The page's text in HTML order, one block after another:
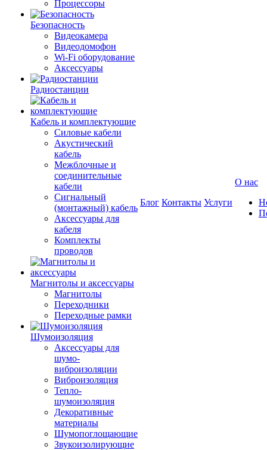
Процессоры
Безопасность
Видеокамера
Видеодомофон
Wi-Fi оборудование
Аксессуары
Радиостанции
Кабель и комплектующие
Силовые кабели
Акустический
кабель
Межблочные и
соединительные
кабели
Сигнальный
(монтажный) кабель
Аксессуары для
кабеля
Комплекты
проводов
Магнитолы и аксессуары
Магнитолы
Переходники
Переходные рамки
Шумоизоляция
Аксессуары для
шумо-
виброизоляции
Виброизоляция
Тепло-
шумоизоляция
Декоративные
материалы
Шумопоглощающие
Звукоизолирующие
Блог Контакты Услуги
О нас